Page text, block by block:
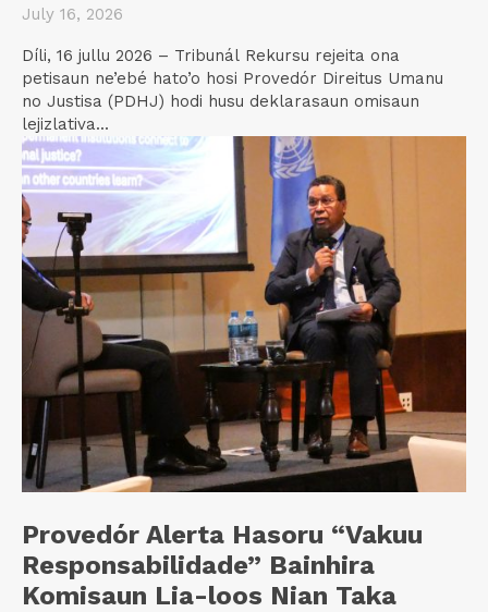
July 16, 2026
Díli, 16 jullu 2026 – Tribunál Rekursu rejeita ona
petisaun ne’ebé hato’o hosi Provedór Direitus Umanu
no Justisa (PDHJ) hodi husu deklarasaun omisaun
lejizlativa...
Provedór Alerta Hasoru “Vakuu
Responsabilidade” Bainhira
Komisaun Lia-loos Nian Taka